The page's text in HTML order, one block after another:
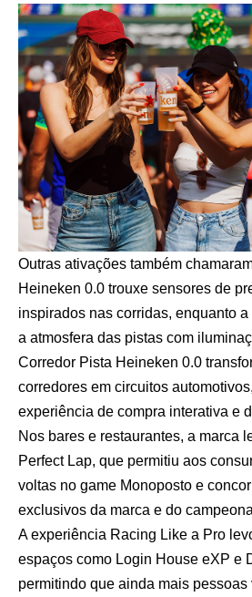
Outras ativações também
Heineken 0.0 trouxe sensores de
inspirados nas corridas, enquanto
a atmosfera das pistas com
Corredor Pista Heineken 0.0
corredores em circuitos
experiência de compra interativa e
Nos bares e restaurantes, a marca
Perfect Lap, que permitiu aos
voltas no game Monoposto e
exclusivos da marca e do
A experiência Racing Like a Pro
espaços como Login House eXP e
permitindo que ainda mais pessoas